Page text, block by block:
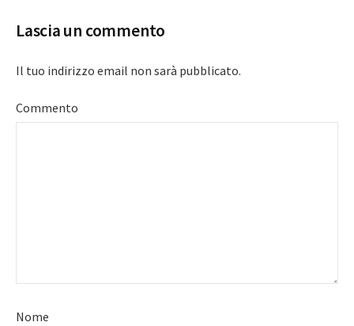
Lascia un commento
Il tuo indirizzo email non sarà pubblicato.
Commento
Nome